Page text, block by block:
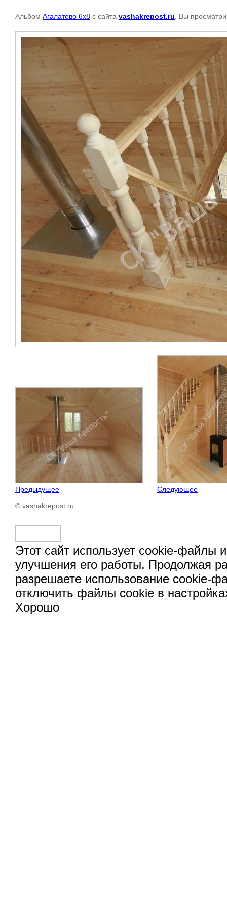
Альбом Агалатово 6х8 с сайта vashakrepost.ru . Вы
Предыдущее Следующее
© vashakrepost.ru
Этот сайт использует cookie-файлы
улучшения его работы. Продолжая
разрешаете использование cookie-
отключить файлы cookie в
Хорошо